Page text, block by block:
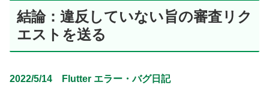
結論：違反していない旨の審査リク
エストを送る
2022/5/14 Flutter エラー・バグ日記